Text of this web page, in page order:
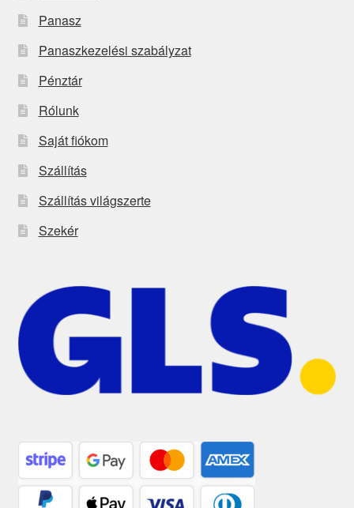
Panasz
Panaszkezelési szabályzat
Pénztár
Rólunk
Saját fiókom
Szállítás
Szállítás világszerte
Szekér